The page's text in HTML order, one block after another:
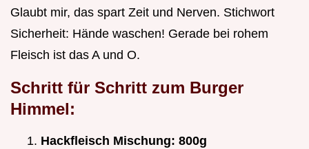
Glaubt mir, das spart Zeit und Nerven. Stichwort
Sicherheit: Hände waschen! Gerade bei rohem
Fleisch ist das A und O.
Schritt für Schritt zum Burger
Himmel:
Hackfleisch Mischung: 800g